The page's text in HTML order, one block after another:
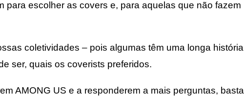
escolher as covers e, para aquelas que não fazem
coletividades – pois algumas têm uma longa história
ser, quais os coverists preferidos.
AMONG US e a responderem a mais perguntas, basta